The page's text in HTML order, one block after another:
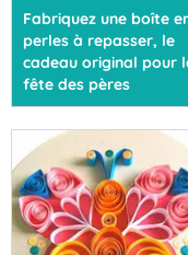
Fabriquez une boîte
perles à repasser, le
cadeau original pour
fête des pères